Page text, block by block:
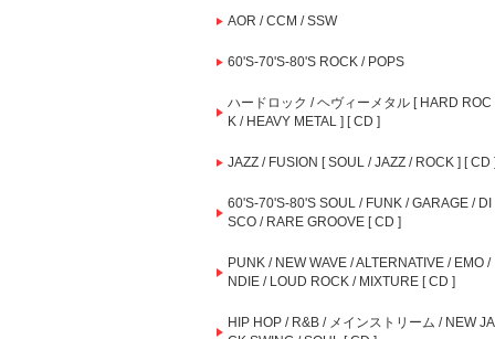
AOR / CCM / SSW
60'S-70'S-80'S ROCK / POPS
ハードロック / ヘヴィーメタル [ HARD ROC
K / HEAVY METAL ] [ CD ]
JAZZ / FUSION [ SOUL / JAZZ / ROCK ] [ CD
60'S-70'S-80'S SOUL / FUNK / GARAGE / DI
SCO / RARE GROOVE [ CD ]
PUNK / NEW WAVE / ALTERNATIVE / EMO /
NDIE / LOUD ROCK / MIXTURE [ CD ]
HIP HOP / R&B / メインストリーム / NEW JA